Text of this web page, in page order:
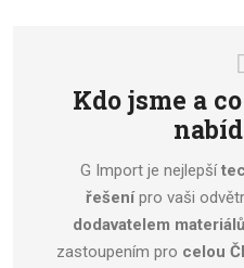
Kdo jsme a
G Import je nejlepší
řešenípro vaši
dodavatelem
zastoupením pro celou